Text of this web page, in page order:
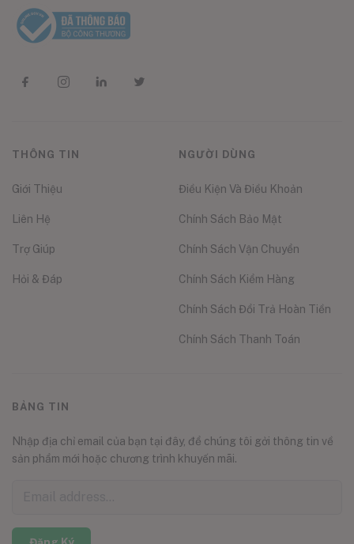
THÔNG TIN
Giới Thiệu
Liên Hệ
Trợ Giúp
Hỏi & Đáp
NGƯỜI DÙNG
Điều Kiện Và Điều Khoản
Chính Sách Bảo Mật
Chính Sách Vận Chuyển
Chính Sách Kiểm Hàng
Chính Sách Đổi Trả Hoàn Tiền
Chính Sách Thanh Toán
BẢNG TIN
Nhập địa chỉ email của bạn tại đây, để chúng tôi gởi thông tin về
sản phẩm mới hoặc chương trình khuyến mãi.